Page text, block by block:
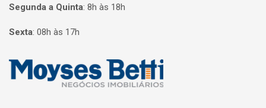
Segunda a Quinta: 8h às 18h
Sexta: 08h às 17h
Página inicial